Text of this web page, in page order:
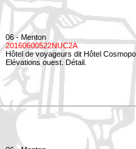
06 - Menton
20160600522NUC2A
Hôtel de voyageurs dit Hôtel
Elévations ouest. Détail.